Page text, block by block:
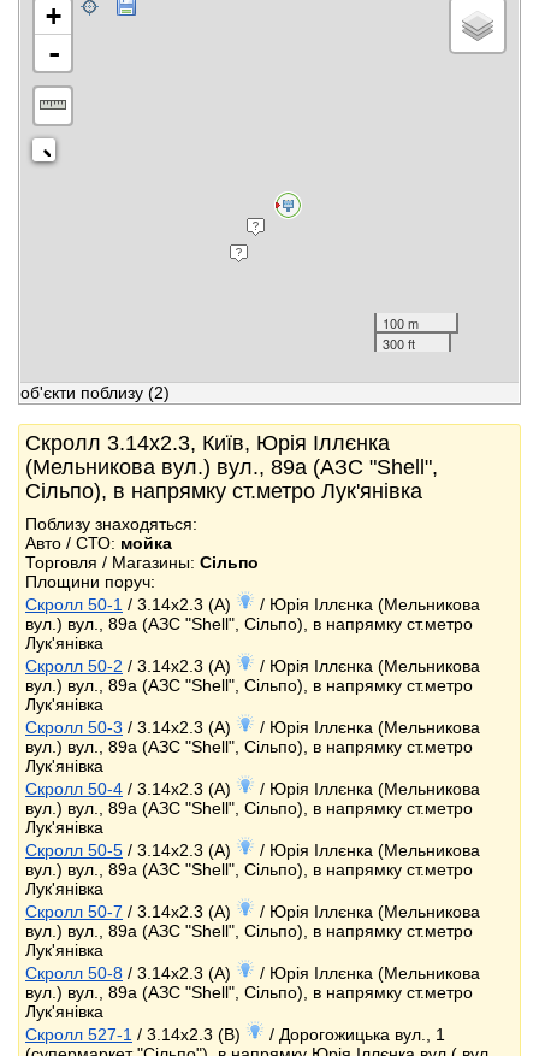
+
-
100 m
300 ft
об'єкти поблизу (2)
Скролл 3.14x2.3, Київ, Юрія Іллєнка
(Мельникова вул.) вул., 89а (АЗС "Shell",
Сільпо), в напрямку ст.метро Лук'янівка
Поблизу знаходяться:
Авто / СТО: мойка
Торговля / Магазины: Сільпо
Площини поруч:
Скролл 50-1 / 3.14x2.3 (A)
/ Юрія Іллєнка (Мельникова
вул.) вул., 89а (АЗС "Shell", Сільпо), в напрямку ст.метро
Лук'янівка
Скролл 50-2 / 3.14x2.3 (A)
/ Юрія Іллєнка (Мельникова
вул.) вул., 89а (АЗС "Shell", Сільпо), в напрямку ст.метро
Лук'янівка
Скролл 50-3 / 3.14x2.3 (A)
/ Юрія Іллєнка (Мельникова
вул.) вул., 89а (АЗС "Shell", Сільпо), в напрямку ст.метро
Лук'янівка
Скролл 50-4 / 3.14x2.3 (A)
/ Юрія Іллєнка (Мельникова
вул.) вул., 89а (АЗС "Shell", Сільпо), в напрямку ст.метро
Лук'янівка
Скролл 50-5 / 3.14x2.3 (A)
/ Юрія Іллєнка (Мельникова
вул.) вул., 89а (АЗС "Shell", Сільпо), в напрямку ст.метро
Лук'янівка
Скролл 50-7 / 3.14x2.3 (A)
/ Юрія Іллєнка (Мельникова
вул.) вул., 89а (АЗС "Shell", Сільпо), в напрямку ст.метро
Лук'янівка
Скролл 50-8 / 3.14x2.3 (A)
/ Юрія Іллєнка (Мельникова
вул.) вул., 89а (АЗС "Shell", Сільпо), в напрямку ст.метро
Лук'янівка
Скролл 527-1 / 3.14x2.3 (B)
/ Дорогожицька вул., 1